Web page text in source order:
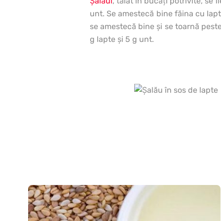
unt. Se amestecă bine făina cu
se amestecă bine şi se toarnă
g lapte şi 5 g unt.